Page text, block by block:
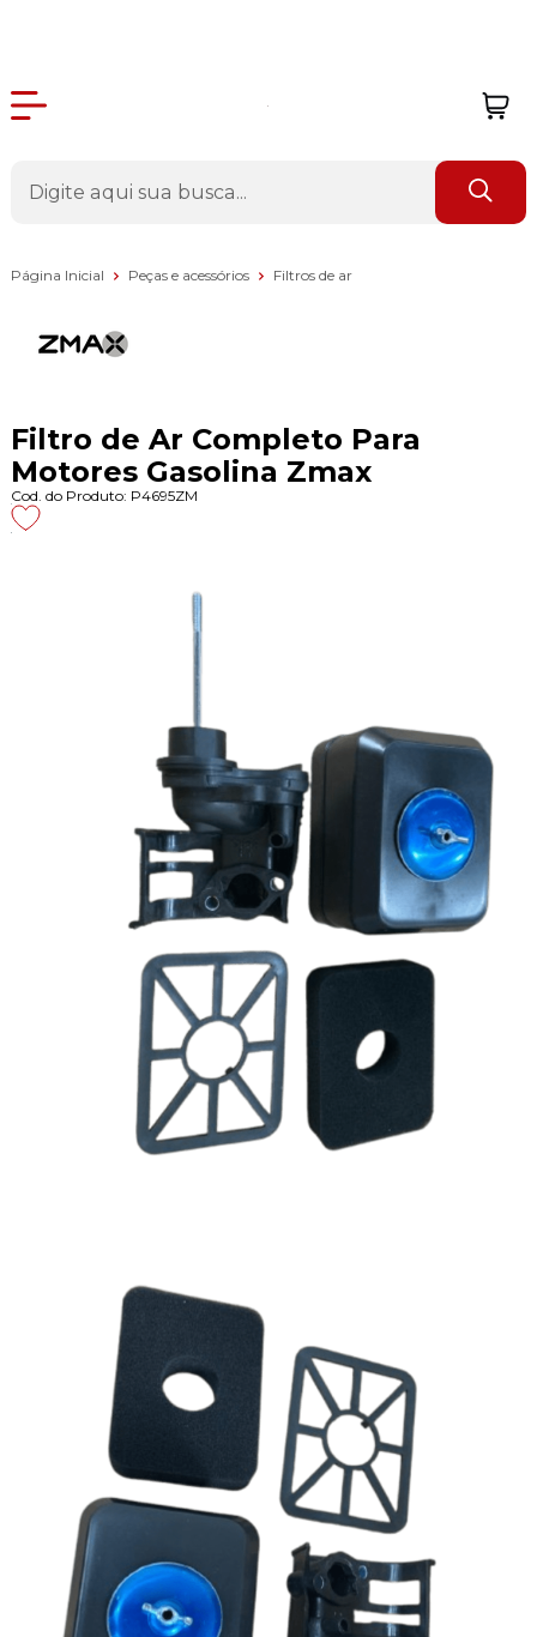
Página Inicial Peças e acessórios Filtros de ar
Filtro de Ar Completo Para
Motores Gasolina Zmax
Cod. do Produto: P4695ZM